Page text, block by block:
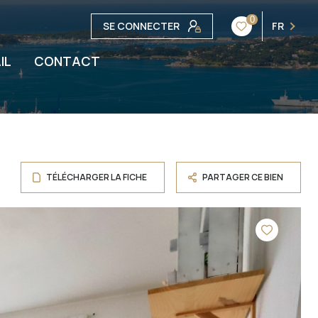
SE CONNECTER 0 FR
CONTACT
TÉLÉCHARGER LA FICHE PARTAGER CE BIEN